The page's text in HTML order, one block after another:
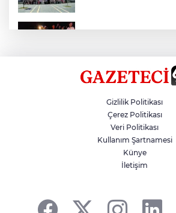
Siverek’te Mahmut
Filistin Konvoyuna
Gizlilik Politikası
Çerez Politikası
Veri Politikası
Kullanım Şartnamesi
Künye
İletişim